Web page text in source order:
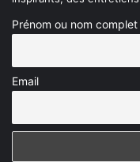
Prénom ou nom complet
Email